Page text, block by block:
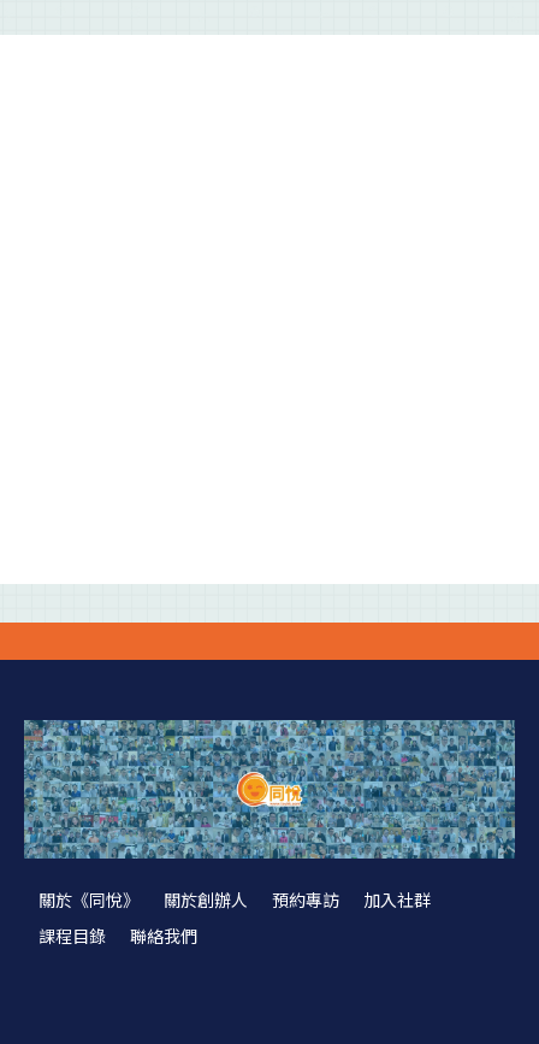
關於《同悅》 關於創辦人 預約專訪
加入社群
課程目錄
聯絡我們